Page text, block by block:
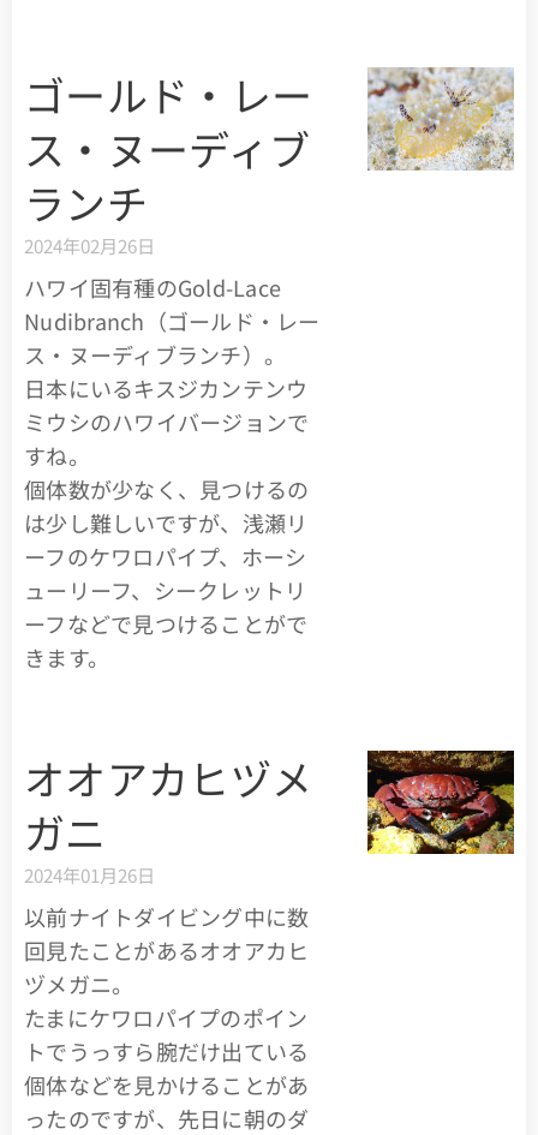
ゴールド・レー
ス・ヌーディブ
ランチ
2024年02月26日
ハワイ固有種のGold-Lace
Nudibranch（ゴールド・レー
ス・ヌーディブランチ）。
日本にいるキスジカンテンウ
ミウシのハワイバージョンで
すね。
個体数が少なく、見つけるの
は少し難しいですが、浅瀬リ
ーフのケワロパイプ、ホーシ
ューリーフ、シークレットリ
ーフなどで見つけることがで
きます。
オオアカヒヅメ
ガニ
2024年01月26日
以前ナイトダイビング中に数
回見たことがあるオオアカヒ
ヅメガニ。
たまにケワロパイプのポイン
トでうっすら腕だけ出ている
個体などを見かけることがあ
ったのですが、先日に朝のダ